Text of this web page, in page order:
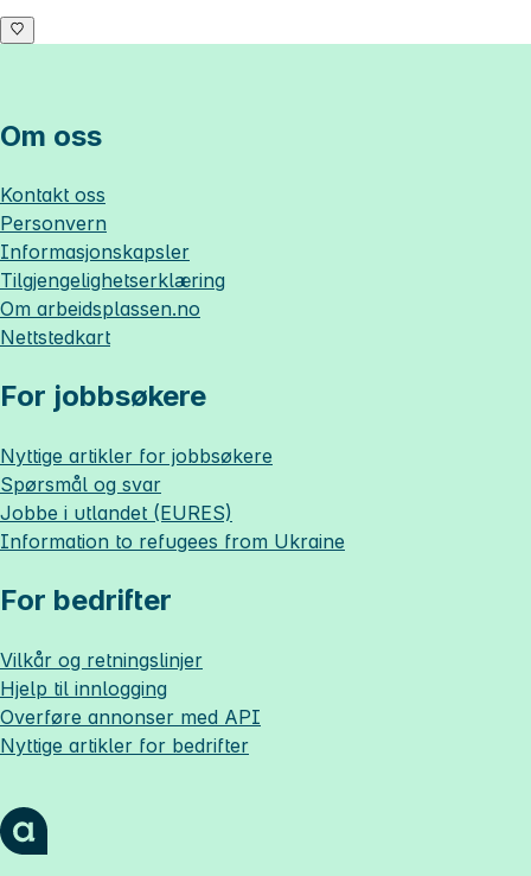
Om oss
Kontakt oss
Personvern
Informasjonskapsler
Tilgjengelighetserklæring
Om arbeidsplassen.no
Nettstedkart
For jobbsøkere
Nyttige artikler for jobbsøkere
Spørsmål og svar
Jobbe i utlandet (EURES)
Information to refugees from Ukraine
For bedrifter
Vilkår og retningslinjer
Hjelp til innlogging
Overføre annonser med API
Nyttige artikler for bedrifter